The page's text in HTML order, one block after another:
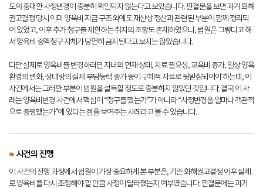
도의 중대한 사정변경이 충분히 확인되지 않는다고 보았습니다. 판결문을 보면 과거 화해
권고결정 당시 이미 양육비 지급 구조 외에도 재산상 정산과 관련된 부분이 함께 정리되
어 있었고, 이후 추가 청구를 제한하는 취지의 조항도 존재하였으나, 법원은 그렇다고 해
서 양육비 증액청구 자체가 당연히 금지된다고 보지는 않았습니다.
다만 실제로 양육비를 변경하려면 자녀의 현재 상태, 치료 필요성, 교육비 증가, 일상 양육
환경의 변화, 상대방의 실제 부담능력 증가 등이 구체적 자료로 뒷받침되어야 하는데, 이
사건에서는 그러한 부분이 법원을 설득할 정도로 충분하지 않았던 것입니다. 결국 이 사
례는 양육비변경 사건에서 핵심이 “청구를 했는가”가 아니라 “사정변경을 얼마나 객관적
으로 증명했는가”에 있다는 점을 보여주는 사례라고 볼 수 있습니다.
사건의 진행
이 사건의 진행 과정에서 법원이 가장 중요하게 본 부분은, 기존 화해권고결정 이후 실제
로 양육비를 다시 조정해야 할 만큼 사정이 달라졌는지 여부였습니다. 판결문에는 과거